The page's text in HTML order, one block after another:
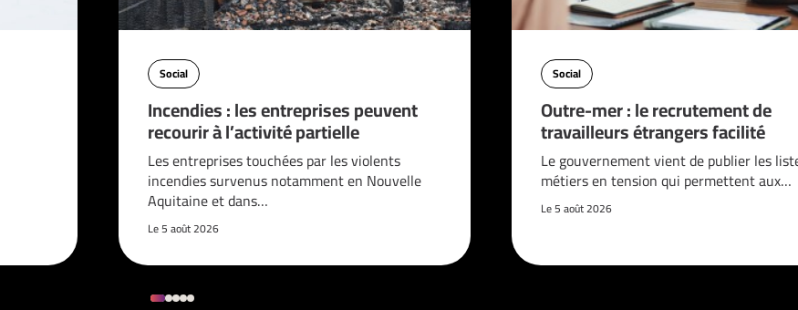
Social
Incendies : les entreprises peuvent
recourir à l’activité partielle
Les entreprises touchées par les violents
incendies survenus notamment en Nouvelle
Aquitaine et dans…
Le 5 août 2026
Social
Outre-mer : le recrutement de
travailleurs étrangers facilité
Le gouvernement vient de publier les
métiers en tension qui permettent aux…
Le 5 août 2026